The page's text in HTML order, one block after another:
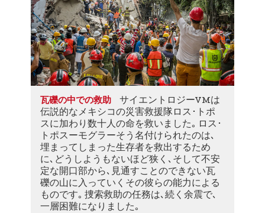
瓦礫の中での救助
サイエントロジーVMは
伝説的なメキシコの災害救援隊ロス･トポ
スに加わり数十人の命を救いました｡ ロス･
トポスーモグラーそう名付けられたのは､
埋まってしまった生存者を救出するため
に､どうしようもないほど狭く､そして不安
定な開口部から､見通すことのできない瓦
礫の山に入っていくその彼らの能力による
ものです｡ 捜索救助の任務は､続く余震で､
一層困難になりました｡